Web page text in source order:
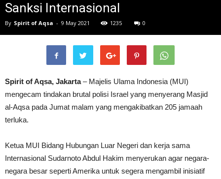
Sanksi Internasional
By Spirit of Aqsa - 9 May 2021 1235 0
Spirit of Aqsa, Jakarta– Majelis Ulama Indonesia (MUI)
mengecam tindakan brutal polisi Israel yang menyerang Masjid
al-Aqsa pada Jumat malam yang mengakibatkan 205 jamaah
terluka.
Ketua MUI Bidang Hubungan Luar Negeri dan kerja sama
Internasional Sudarnoto Abdul Hakim menyerukan agar negara-
negara besar seperti Amerika untuk segera mengambil inisiatif